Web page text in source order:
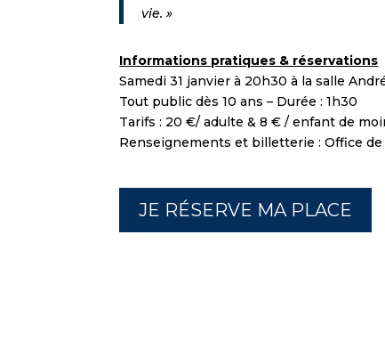
vie. »
Informations pratiques & réservations
Samedi 31 janvier à 20h30 à la salle
Tout public dès 10 ans – Durée : 1h30
Tarifs : 20 €/ adulte & 8 € / enfant de
Renseignements et billetterie : Office
JE RÉSERVE MA PLACE